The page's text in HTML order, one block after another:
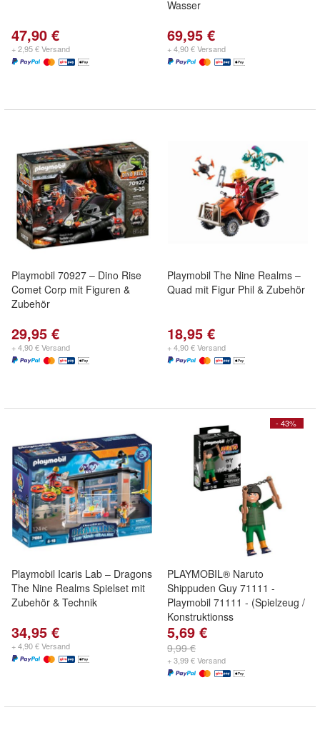
47,90 €
+ 2,95 € Versand
Wasser
69,95 €
+ 4,90 € Versand
Playmobil 70927 – Dino Rise
Comet Corp mit Figuren &
Zubehör
29,95 €
+ 4,90 € Versand
Playmobil The Nine Realms –
Quad mit Figur Phil & Zubehör
18,95 €
+ 4,90 € Versand
Playmobil Icaris Lab – Dragons
The Nine Realms Spielset mit
Zubehör & Technik
34,95 €
+ 4,90 € Versand
- 43%
PLAYMOBIL® Naruto
Shippuden Guy 71111 -
Playmobil 71111 - (Spielzeug /
Konstruktionss
5,69 €
9,99 €
+ 3,99 € Versand